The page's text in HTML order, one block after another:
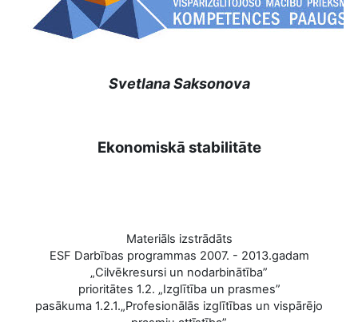
Svetlana Saksonova
Ekonomiskā stabilitāte
Materiāls izstrādāts
ESF Darbības programmas 2007. - 2013.gadam
„Cilvēkresursi un nodarbinātība”
prioritātes 1.2. „Izglītība un prasmes”
pasākuma 1.2.1.„Profesionālās izglītības un vispārējo